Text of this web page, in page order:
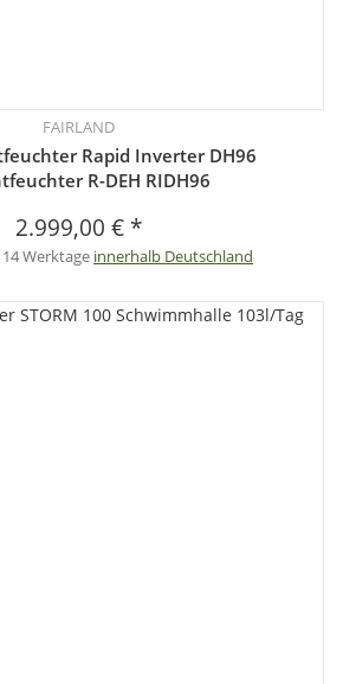
FAIRLAND
Rapid Inverter DH96
R-DEH RIDH96
2.999,00 € *
14 Werktage innerhalb Deutschland